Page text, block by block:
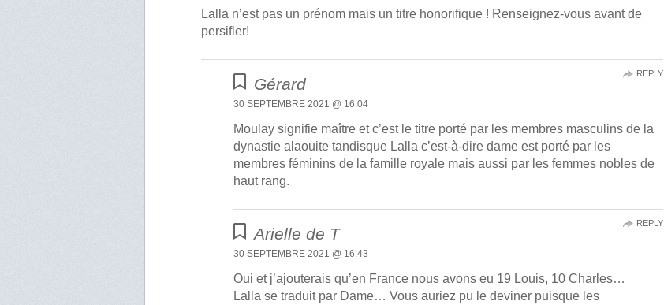
Lalla n’est pas un prénom mais un titre honorifique ! Renseignez-vous avant de
persifler!
Gérard
30 SEPTEMBRE 2021 @ 16:04
Moulay signifie maître et c’est le titre porté par les membres masculins de la
dynastie alaouite tandisque Lalla c’est-à-dire dame est porté par les
membres féminins de la famille royale mais aussi par les femmes nobles de
haut rang.
REPLY
Arielle de T
30 SEPTEMBRE 2021 @ 16:43
Oui et j’ajouterais qu’en France nous avons eu 19 Louis, 10 Charles…
Lalla se traduit par Dame… Vous auriez pu le deviner puisque les
REPLY